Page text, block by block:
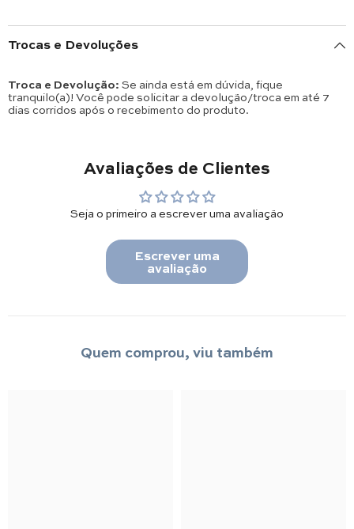
Trocas e Devoluções
Troca e Devolução: Se ainda está em dúvida, fique
tranquilo(a)! Você pode solicitar a devolução/troca em até 7
dias corridos após o recebimento do produto.
Avaliações de Clientes
Seja o primeiro a escrever uma avaliação
Escrever uma
avaliação
Quem comprou, viu também